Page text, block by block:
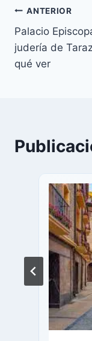
de
entradas
ANTERIOR
Palacio
judería de
qué ver